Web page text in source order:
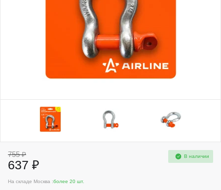
755 ₽
637 ₽
В наличии
На складе Москва :более 20 шт.